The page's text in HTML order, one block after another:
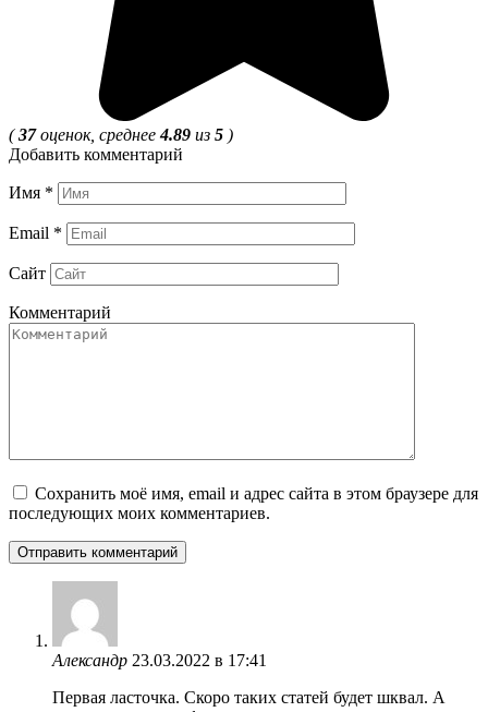
(37оценок, среднее4.89 из 5 )
Добавить комментарий
Имя *
Email *
Сайт
Комментарий
Сохранить моё имя, email и адрес сайта в этом браузере для
последующих моих комментариев.
Александр 23.03.2022 в 17:41
Первая ласточка. Скоро таких статей будет шквал. А